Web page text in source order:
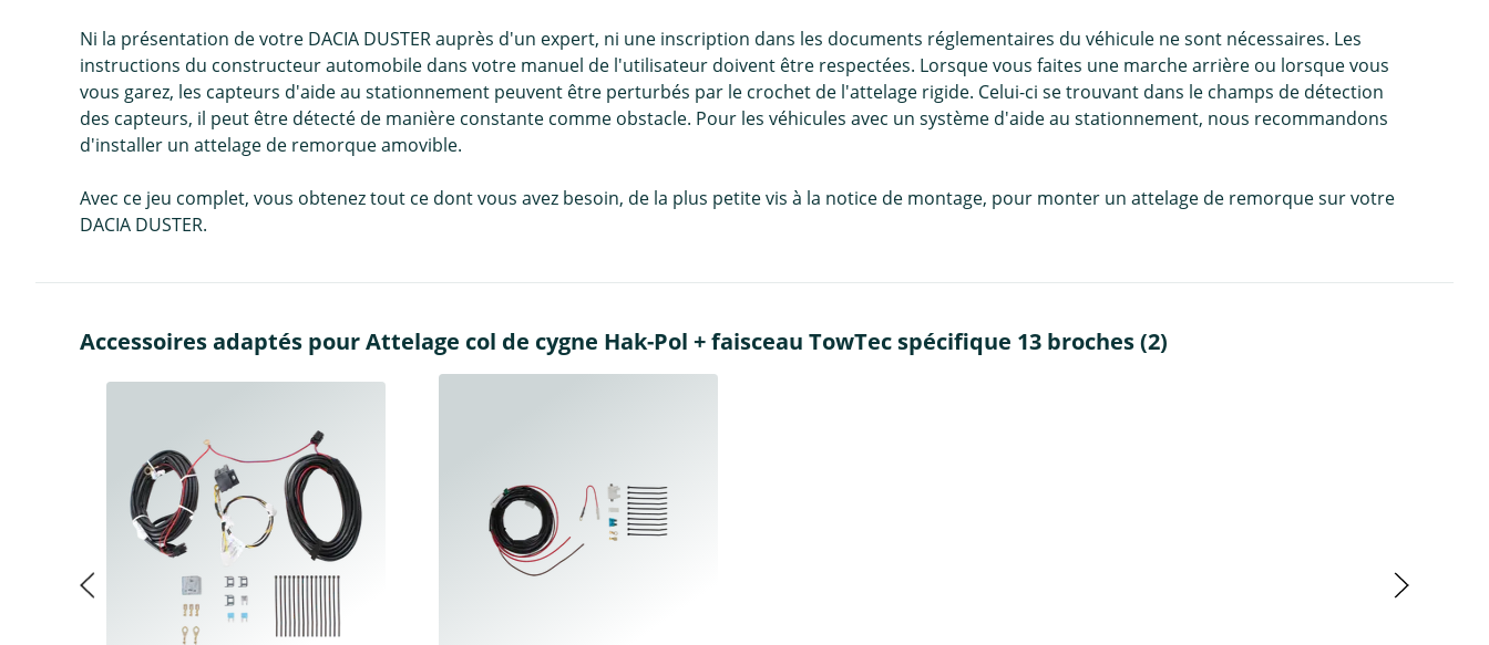
Ni la présentation de votre DACIA DUSTER auprès d'un expert, ni une inscription dans les documents réglementaires du véhicule ne sont nécessaires. Les
instructions du constructeur automobile dans votre manuel de l'utilisateur doivent être respectées. Lorsque vous faites une marche arrière ou lorsque vous
vous garez, les capteurs d'aide au stationnement peuvent être perturbés par le crochet de l'attelage rigide. Celui-ci se trouvant dans le champs de détection
des capteurs, il peut être détecté de manière constante comme obstacle. Pour les véhicules avec un système d'aide au stationnement, nous recommandons
d'installer un attelage de remorque amovible.
Avec ce jeu complet, vous obtenez tout ce dont vous avez besoin, de la plus petite vis à la notice de montage, pour monter un attelage de remorque sur votre
DACIA DUSTER.
Accessoires adaptés pour Attelage col de cygne Hak-Pol + faisceau TowTec spécifique 13 broches (2)